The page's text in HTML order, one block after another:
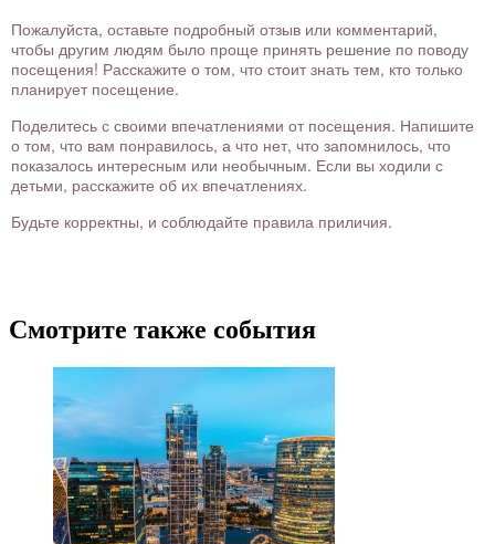
Пожалуйста, оставьте подробный отзыв или комментарий,
чтобы другим людям было проще принять решение по поводу
посещения! Расскажите о том, что стоит знать тем, кто только
планирует посещение.
Поделитесь с своими впечатлениями от посещения. Напишите
о том, что вам понравилось, а что нет, что запомнилось, что
показалось интересным или необычным. Если вы ходили с
детьми, расскажите об их впечатлениях.
Будьте корректны, и соблюдайте правила приличия.
Смотрите также события